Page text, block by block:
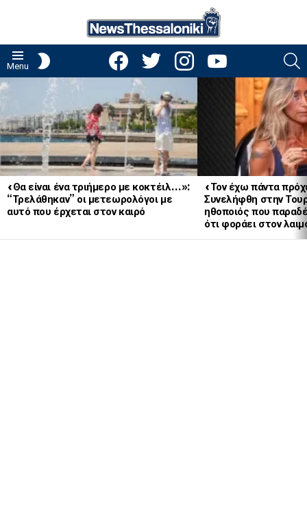
Menu
facebooktwitter instagramyoutube
LATEST
«Θα είναι ένα τριήμερο με κοκτέιλ…»:
“Τρελάθηκαν” οι μετεωρολόγοι με
αυτό που έρχεται στον καιρό
«Τον έχω πάντα
Συνελήφθη στην
ηθοποιός που
ότι φοράει στον